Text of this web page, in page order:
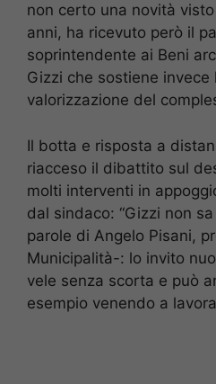
non certo una novità
anni, ha ricevuto però il
soprintendente ai Beni
Gizzi che sostiene
valorizzazione del
Il botta e risposta a
riacceso il dibattito sul
molti interventi in
dal sindaco: “Gizzi non
parole di Angelo Pisani,
Municipalità-: lo invito
vele senza scorta e può
esempio venendo a